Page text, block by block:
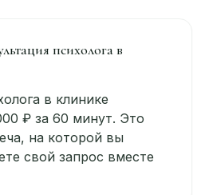
психолога в
в клинике
₽ за 60 минут. Это
на которой вы
свой запрос вместе